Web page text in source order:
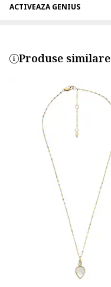
ACTIVEAZA GENIUS
Produse similare